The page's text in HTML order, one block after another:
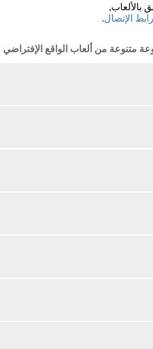
بالألعاب,
رابط الإتصال.
متنوعة من ألعاب الواقع الإفتراضي